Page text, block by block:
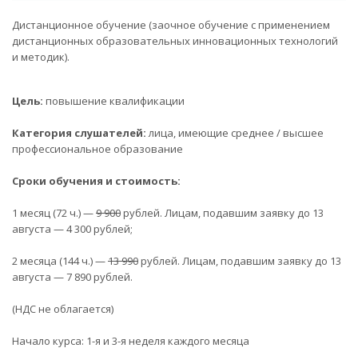
Дистанционное обучение (заочное обучение с применением
дистанционных образовательных инновационных технологий
и методик).
Цель: повышение квалификации
Категория слушателей:лица, имеющие среднее / высшее
профессиональное образование
Сроки обучения и стоимость:
1 месяц (72 ч.) —9 900рублей. Лицам, подавшим заявку до 13
августа — 4 300 рублей;
2 месяца (144 ч.) —13 990рублей. Лицам, подавшим заявку до 13
августа — 7 890 рублей.
(НДС не облагается)
Начало курса: 1-я и 3-я неделя каждого месяца